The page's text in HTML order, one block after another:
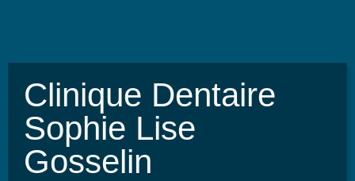
Clinique Dentaire
Sophie Lise
Gosselin